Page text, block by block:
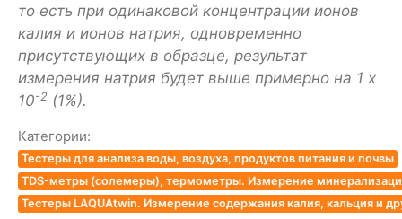
то есть при одинаковой концентрации ионов
калия и ионов натрия, одновременно
присутствующих в образце, результат
измерения натрия будет выше примерно на 1 x
10-2 (1%).
Категории:
Тестеры для анализа воды, воздуха, продуктов питания и почвы
TDS-метры (солемеры), термометры. Измерение
Тестеры LAQUAtwin. Измерение содержания калия, кальция и